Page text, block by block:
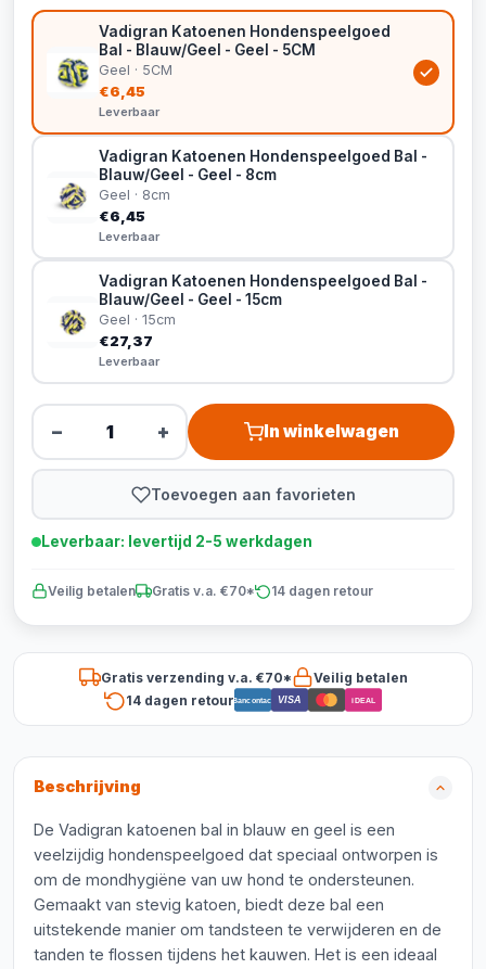
Vadigran Katoenen Hondenspeelgoed
Bal - Blauw/Geel - Geel - 5CM
Geel · 5CM
€6,45
Leverbaar
Vadigran Katoenen Hondenspeelgoed Bal -
Blauw/Geel - Geel - 8cm
Geel · 8cm
€6,45
Leverbaar
Vadigran Katoenen Hondenspeelgoed Bal -
Blauw/Geel - Geel - 15cm
Geel · 15cm
€27,37
Leverbaar
− + In winkelwagen
Toevoegen aan favorieten
Leverbaar: levertijd 2-5 werkdagen
Veilig betalen Gratis v.a. €70* 14 dagen retour
Gratis verzending v.a. €70*
Veilig betalen
14 dagen retourBancontact VISA iDEAL
Beschrijving
De Vadigran katoenen bal in blauw en geel is een
veelzijdig hondenspeelgoed dat speciaal ontworpen is
om de mondhygiëne van uw hond te ondersteunen.
Gemaakt van stevig katoen, biedt deze bal een
uitstekende manier om tandsteen te verwijderen en de
tanden te flossen tijdens het kauwen. Het is een ideaal